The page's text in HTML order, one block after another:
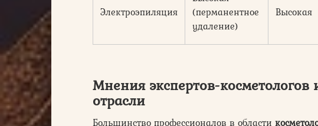
Электроэпиляция
(перманентное
удаление)
Высокая
Мнения экспертов-
отрасли
Большинство профессионалов в области